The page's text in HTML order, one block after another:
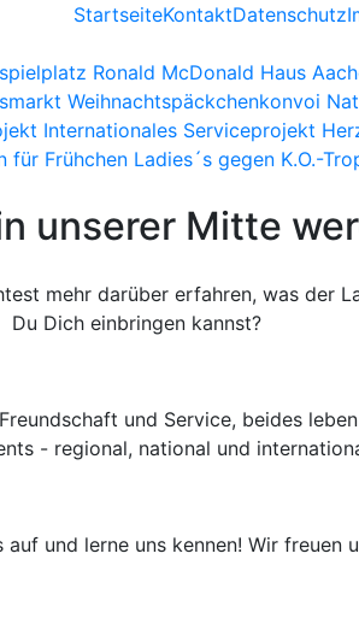
StartseiteKontaktDatenschutz
Ronald McDonald Haus
Weihnachtspäckchenkonvoi
Internationales Serviceprojekt
für Frühchen Ladies´s gegen K.O.-
unserer Mitte
mehr darüber erfahren, was der
Du Dich einbringen kannst?
und Service, beides
- regional, national und
auf und lerne uns kennen! Wir freuen